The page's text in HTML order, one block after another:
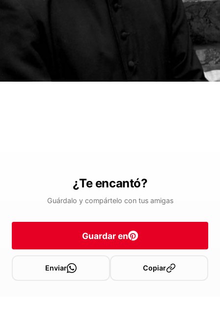
¿Te encantó?
Guárdalo y compártelo con tus amigas
Guardar en
Enviar Copiar